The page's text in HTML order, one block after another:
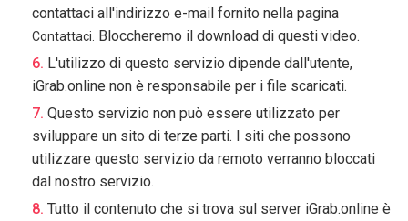
contattaci all'indirizzo e-mail fornito nella pagina
Contattaci. Bloccheremo il download di questi video.
L'utilizzo di questo servizio dipende dall'utente,
iGrab.online non è responsabile per i file scaricati.
Questo servizio non può essere utilizzato per
sviluppare un sito di terze parti. I siti che possono
utilizzare questo servizio da remoto verranno bloccati
dal nostro servizio.
Tutto il contenuto che si trova sul server iGrab.online è